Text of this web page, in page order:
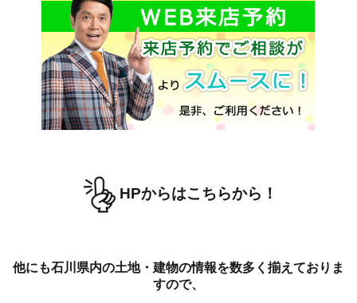
HPからはこちらから！
他にも石川県内の土地・建物の情報を数多く揃えておりま
すので、